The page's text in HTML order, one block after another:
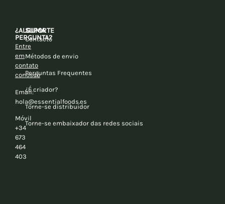
¿ALGUMA
PERGUNTA?
Entre
em
contato
conosco
Email:
hola@essentialfoods.es
Móvil
+34
673
464
403
SUPORTE
Contacto
Métodos de envio
Perguntas Frequentes
¿É criador?
Torne-se distribuidor
Torne-se embaixador das redes sociais